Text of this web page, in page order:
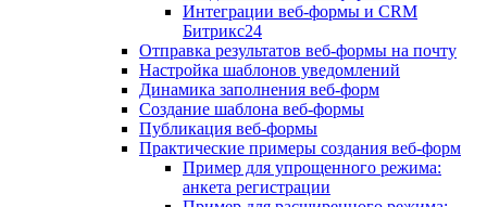
Интеграции веб-формы и CRM
Битрикс24
Отправка результатов веб-формы на почту
Настройка шаблонов уведомлений
Динамика заполнения веб-форм
Создание шаблона веб-формы
Публикация веб-формы
Практические примеры создания веб-форм
Пример для упрощенного режима:
анкета регистрации